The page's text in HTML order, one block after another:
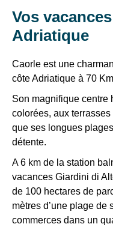
not
disclosed
to
visitor.
The
needs
to
setup
the
site
with
their
CMP
to
Vos
Adriatique
Caorle est une
côte Adriatique à 70
Son magnifique centre
colorées, aux
que ses longues
détente.
A 6 km de la station
vacances Giardini di
de 100 hectares de
mètres d’une plage de
commerces dans un
Séjour
minimum
5
sauf
du
au
13/09
7
nuits
A
régler
sur
place
Caution
Résidence
C
5/7
pers
Plan
type
Villetta
C
5/7
pers
bons
plans
pour
vacances
!
Il
suffit
d’un
clic
Recevez
tous